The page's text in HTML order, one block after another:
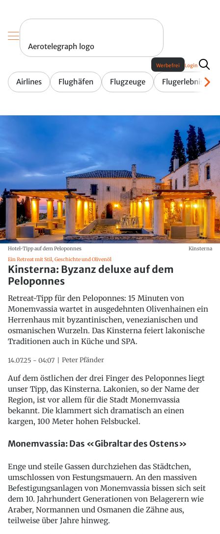
Aerotelegraph logo
Airlines Flughäfen Flugzeuge Flugerlebnis
Werbefrei Login
Hotel-Tipp auf dem Peloponnes
Kinsterna
Ein Retreat mit Stil, Geschichte und Olivenöl
Kinsterna: Byzanz deluxe auf dem
Peloponnes
Retreat-Tipp für den Peloponnes: 15 Minuten von
Monemvassia wartet in ausgedehnten Olivenhainen ein
Herrenhaus mit byzantinischen, venezianischen und
osmanischen Wurzeln. Das Kinsterna feiert lakonische
Traditionen auch in Küche und SPA.
14.07.25 - 04:07 Peter Pfänder
Auf dem östlichen der drei Finger des Peloponnes liegt
unser Tipp, das Kinsterna. Lakonien, so der Name der
Region, ist vor allem für die Stadt Monemvassia
bekannt. Die klammert sich dramatisch an einen
kargen, 100 Meter hohen Felsbuckel.
Monemvassia: Das «Gibraltar des Ostens»
Enge und steile Gassen durchziehen das Städtchen,
umschlossen von Festungsmauern. An den massiven
Befestigungsanlagen von Monemvassia bissen sich seit
dem 10. Jahrhundert Generationen von Belagerern wie
Araber, Normannen und Osmanen die Zähne aus,
teilweise über Jahre hinweg.